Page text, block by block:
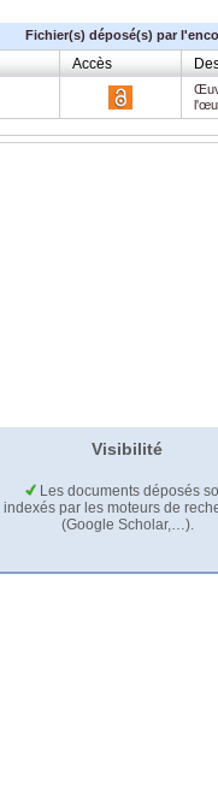
Fichier(s) déposé(s) par
Accès
Visibilité
Les documents déposés
indexés par les moteurs de
(Google Scholar,…).